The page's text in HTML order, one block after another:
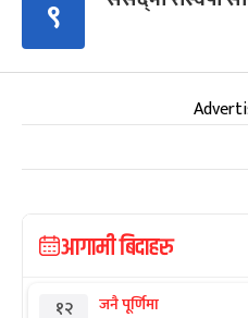
९
आगामी बिदाहरु
१२ जनै पूर्णिमा